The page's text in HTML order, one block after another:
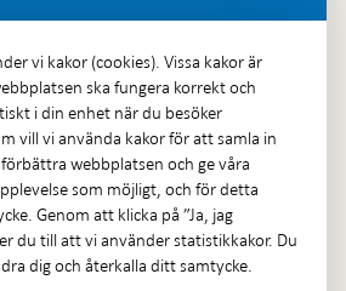
-
Öppnas
i
ny
vi kakor (cookies). Vissa kakor är
ska fungera korrekt och
i din enhet när du besöker
vill vi använda kakor för att samla in
webbplatsen och ge våra
som möjligt, och för detta
Genom att klicka på ”Ja, jag
du till att vi använder statistikkakor. Du
dig och återkalla ditt samtycke.